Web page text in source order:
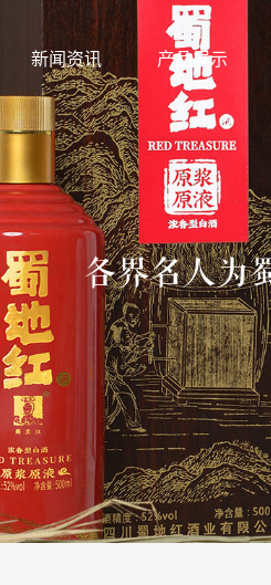
新闻资讯 产品展示
各界名人为